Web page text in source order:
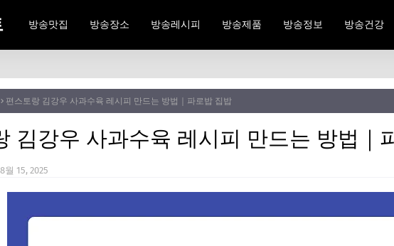
방송맛집 방송장소 방송레시피 방송제품 방송정보 방송건강
편스토랑 김강우 사과수육 레시피 만드는 방법｜파로밥 집밥
김강우 사과수육 레시피 만드는 방법｜
8월 15, 2025